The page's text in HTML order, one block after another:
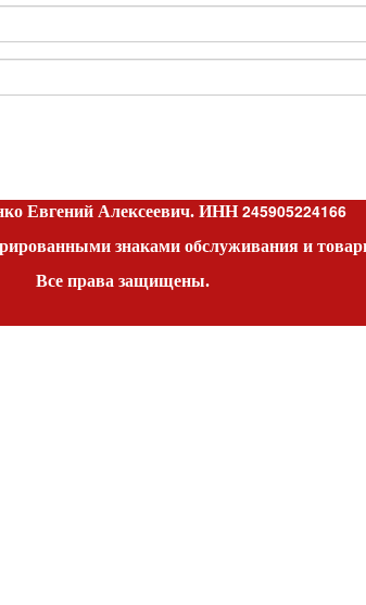
Евгений Алексеевич. ИНН245905224166
знаками обслуживания и
Все права защищены.